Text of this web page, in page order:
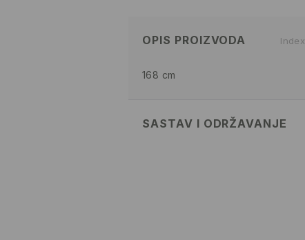
OPIS PROIZVODA
Index
168 cm
SASTAV I ODRŽAVANJE